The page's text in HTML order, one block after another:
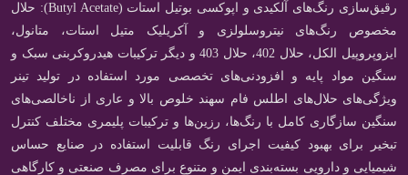
رقیق‌سازی رنگ‌های آلکیدی و اپوکسی بوتیل استات (Butyl Acetate): حلال
مخصوص رنگ‌های نیتروسلولزی و آکریلیک متیل استات، متانول،
ایزوپروپیل الکل، حلال 402، حلال 403 و دیگر ترکیبات هیدروکربنی سبک و
سنگین مواد پایه و افزودنی‌های تخصصی مورد استفاده در تولید تینر
ویژگی‌های حلال‌های اطلس فام سهند خلوص بالا و عاری از ناخالصی‌های
سنگین سازگاری کامل با رنگ‌ها، رزین‌ها و ترکیبات پلیمری مختلف کنترل
تبخیر برای بهبود کیفیت اجرای رنگ قابلیت استفاده در صنایع حساس
شیمیایی و دارویی بسته‌بندی ایمن و متنوع برای مصرف صنعتی و کارگاهی